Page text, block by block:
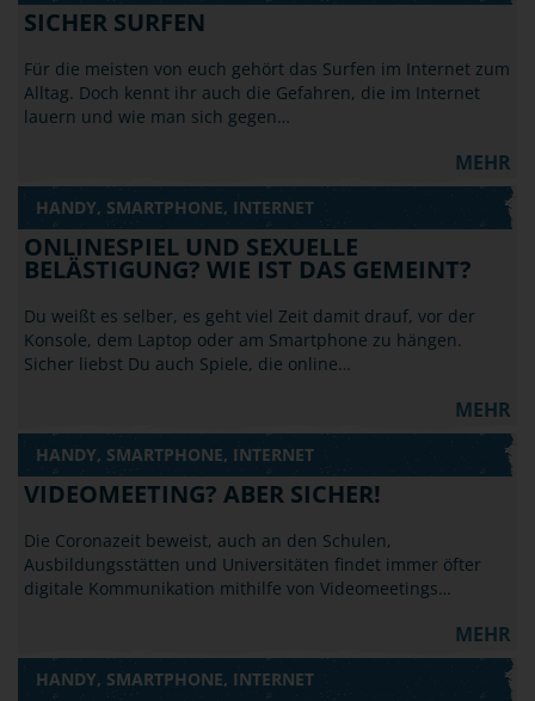
SICHER SURFEN
Für die meisten von euch gehört das Surfen im Internet zum
Alltag. Doch kennt ihr auch die Gefahren, die im Internet
lauern und wie man sich gegen…
MEHR
HANDY, SMARTPHONE, INTERNET
ONLINESPIEL UND SEXUELLE
BELÄSTIGUNG? WIE IST DAS GEMEINT?
Du weißt es selber, es geht viel Zeit damit drauf, vor der
Konsole, dem Laptop oder am Smartphone zu hängen.
Sicher liebst Du auch Spiele, die online…
MEHR
HANDY, SMARTPHONE, INTERNET
VIDEOMEETING? ABER SICHER!
Die Coronazeit beweist, auch an den Schulen,
Ausbildungsstätten und Universitäten findet immer öfter
digitale Kommunikation mithilfe von Videomeetings…
MEHR
HANDY, SMARTPHONE, INTERNET